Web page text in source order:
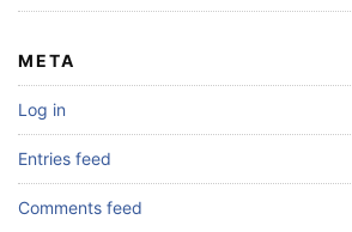
META
Log in
Entries feed
Comments feed